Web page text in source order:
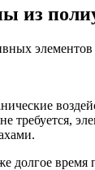
из
требуется,
долгое